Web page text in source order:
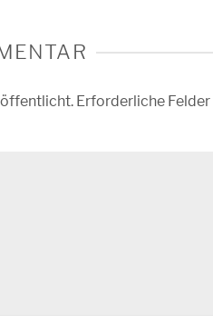
Erforderliche